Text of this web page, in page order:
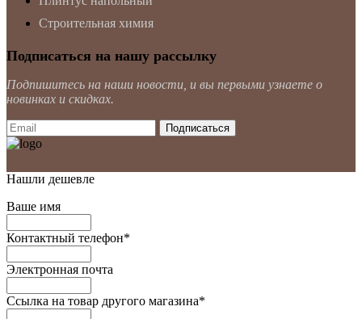
Строительная химия
Подписаться на нашу рассылку
Подпишитесь на наши новости, и вы первыми узнаете о
новинках и скидках.
Нашли дешевле
Ваше имя
Контактный телефон*
Электронная почта
Ссылка на товар другого магазина*